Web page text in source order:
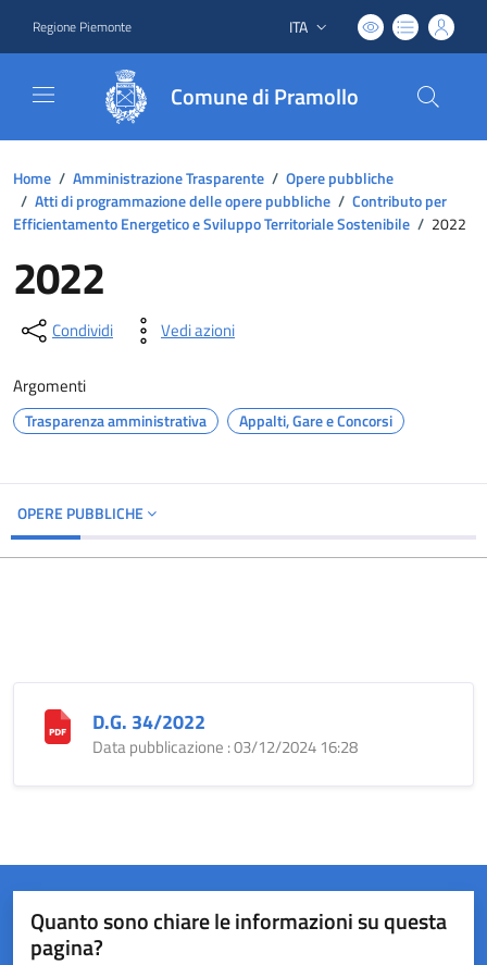
Regione Piemonte Lingua attiva:
ITA
Comune di Pramollo
Home / Amministrazione Trasparente / Opere pubbliche
/ Atti di programmazione delle opere pubbliche / Contributo per
Efficientamento Energetico e Sviluppo Territoriale Sostenibile / 2022
2022
Condividi Vedi azioni
Argomenti
Trasparenza amministrativa Appalti, Gare e Concorsi
OPERE PUBBLICHE
D.G. 34/2022
Data pubblicazione : 03/12/2024 16:28
Quanto sono chiare le informazioni su questa
pagina?